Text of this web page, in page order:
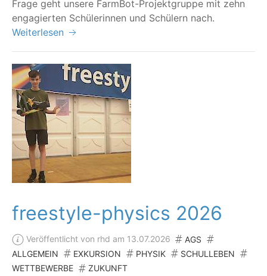
Fra­ge geht unse­re Farm­Bot-Pro­jekt­grup­pe mit zehn
enga­gier­ten Schü­le­rin­nen und Schü­lern nach.
Weiterlesen
freestyle-physics 2026
Veröffentlicht von rhd am 13.07.2026
AGS
ALLGEMEIN
EXKURSION PHYSIK
SCHULLEBEN
WETTBEWERBE
ZUKUNFT